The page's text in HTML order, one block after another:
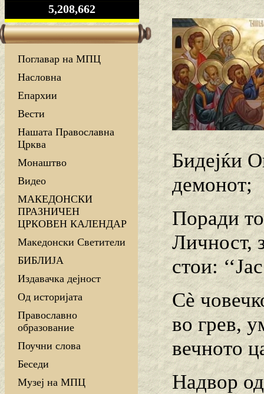
5,208,662
Поглавар на МПЦ
Насловна
Епархии
Вести
Нашата Православна
Црква
Монаштво
Видео
МАКЕДОНСКИ
ПРАЗНИЧЕН
ЦРКОВЕН КАЛЕНДАР
Македонски Светители
БИБЛИЈА
Издавачка дејност
Од историјата
Православно
образование
Поучни слова
Беседи
Музеј на МПЦ
Бидејќи
демонот;
Поради
Личност,
стои:
Сè
во грев,
вечното
Надвор од